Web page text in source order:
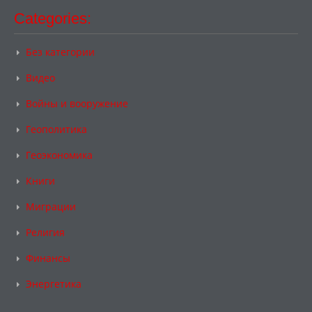
Categories:
Без категории
Видео
Войны и вооружение
Геополитика
Геоэкономика
Книги
Миграции
Религия
Финансы
Энергетика